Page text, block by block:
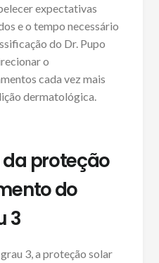
expectativas
e o tempo necessário
do Dr. Pupo
o
cada vez mais
dermatológica.
proteção
do
3
3, a proteção solar